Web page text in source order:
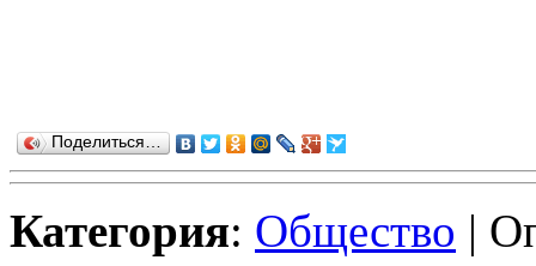
Поделиться…
Категория: Общество |